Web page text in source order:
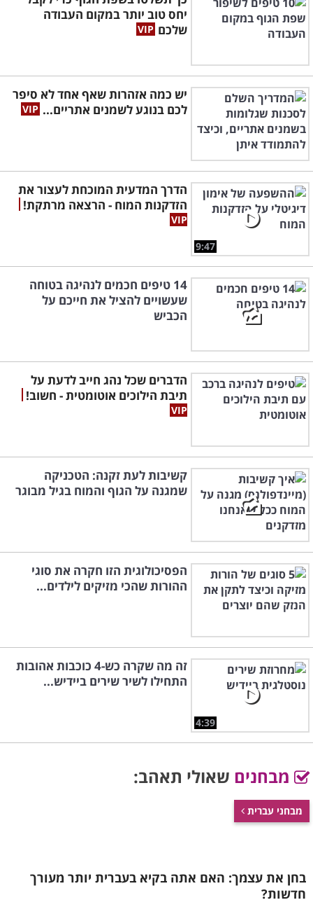
יחס טוב יותר במקום העבודה
שלכם
יש כמה אזהרות שאף אחד לא סיפר
לכם בנוגע לשמנים אתריים...
9:47
הדרך המדעית המוכחת לעצור את
הזדקנות המוח - הרצאה מרתקת!
14 טיפים חכמים לנהיגה בטוחה
שעשויים להציל את חייכם על
הכביש
הדברים שכל נהג חייב לדעת על
תיבת הילוכים אוטומטית - חשוב!
קשיבות לעת זקנה: הטכניקה
שמגנה על הגוף והמוח בגיל מבוגר
הפסיכולוגית הזו חקרה את סוגי
ההורות שהכי מזיקים לילדים...
4:39
זה מה שקרה כש-4 כוכבות אהובות
התחילו לשיר שירים ביידיש...
מבחנים שאולי תאהב:
מבחני עברית
בחן את עצמך: האם אתה בקיא בעברית יותר מעורך
חדשות?